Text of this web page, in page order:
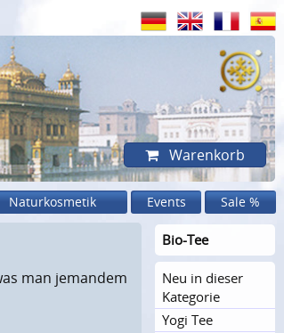
Warenkorb
Naturkosmetik Events Sale %
man jemandem
Bio-Tee
Neu in dieser
Kategorie
Yogi Tee